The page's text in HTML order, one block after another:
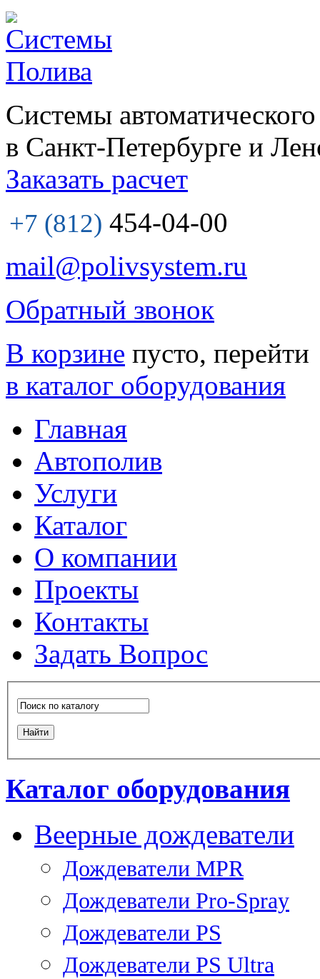
Системы
в Санкт-Петербурге и
Заказать расчет
+7 (812) 454-04-00
mail@polivsystem.ru
Обратный звонок
В корзине пусто, перейти
в каталог оборудования
Главная
Автополив
Услуги
Каталог
О компании
Проекты
Контакты
Задать Вопрос
Каталог оборудования
Веерные дождеватели
Дождеватели MPR
Дождеватели Pro-Spray
Дождеватели PS
Дождеватели PS Ultra